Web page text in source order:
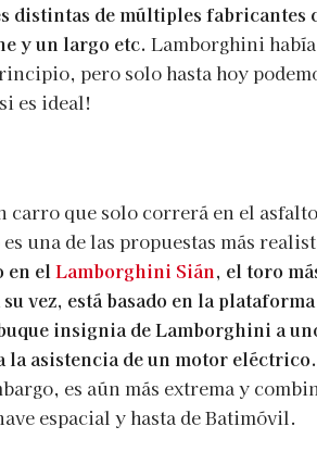
distintas de múltiples fabricantes
y un largo etc. Lamborghini había
pero solo hasta hoy
es ideal!
carro que solo correrá en el asfalto
una de las propuestas más
en elLamborghini Sián, el toro
vez, está basado en la
insignia de Lamborghini a
la asistencia de un motor eléctrico.
es aún más extrema y
espacial y hasta de Batimóvil.